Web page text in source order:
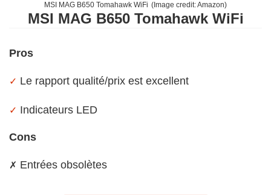
MSI MAG B650 Tomahawk WiFi (Image credit:Amazon)
MSI MAG B650 Tomahawk WiFi
Pros
✓ Le rapport qualité/prix est excellent
✓ Indicateurs LED
Cons
✗ Entrées obsolètes